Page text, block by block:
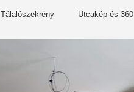
Tálalószekrény Utcakép és 360